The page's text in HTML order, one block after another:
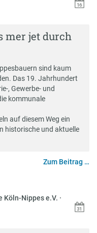
mer jet durch
sind kaum
Das 19. Jahrhundert
, Gewerbe- und
kommunale
auf diesem Weg ein
historische und aktuelle
Zum Beitrag …
Köln-Nippes e.V. ·